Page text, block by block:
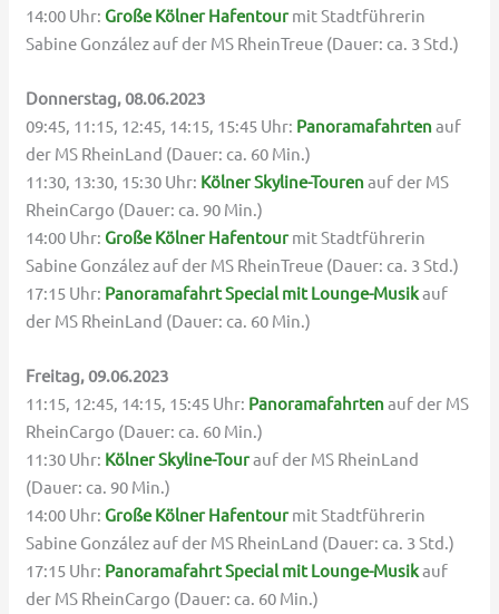
14:00 Uhr: Große Kölner Hafentourmit Stadtführerin
Sabine González auf der MS RheinTreue (Dauer: ca. 3 Std.)
Donnerstag, 08.06.2023
09:45, 11:15, 12:45, 14:15, 15:45 Uhr: Panoramafahrtenauf
der MS RheinLand (Dauer: ca. 60 Min.)
11:30, 13:30, 15:30 Uhr: Kölner Skyline-Tourenauf der MS
RheinCargo (Dauer: ca. 90 Min.)
14:00 Uhr: Große Kölner Hafentourmit Stadtführerin
Sabine González auf der MS RheinTreue (Dauer: ca. 3 Std.)
17:15 Uhr: Panoramafahrt Special mit Lounge-Musikauf
der MS RheinLand (Dauer: ca. 60 Min.)
Freitag, 09.06.2023
11:15, 12:45, 14:15, 15:45 Uhr: Panoramafahrtenauf der MS
RheinCargo (Dauer: ca. 60 Min.)
11:30 Uhr: Kölner Skyline-Tourauf der MS RheinLand
(Dauer: ca. 90 Min.)
14:00 Uhr: Große Kölner Hafentourmit Stadtführerin
Sabine González auf der MS RheinLand (Dauer: ca. 3 Std.)
17:15 Uhr: Panoramafahrt Special mit Lounge-Musikauf
der MS RheinCargo (Dauer: ca. 60 Min.)